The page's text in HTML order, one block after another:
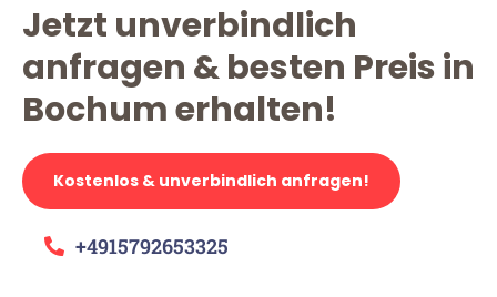
Jetzt unverbindlich
anfragen & besten Preis in
Bochum erhalten!
Kostenlos & unverbindlich anfragen!
+4915792653325